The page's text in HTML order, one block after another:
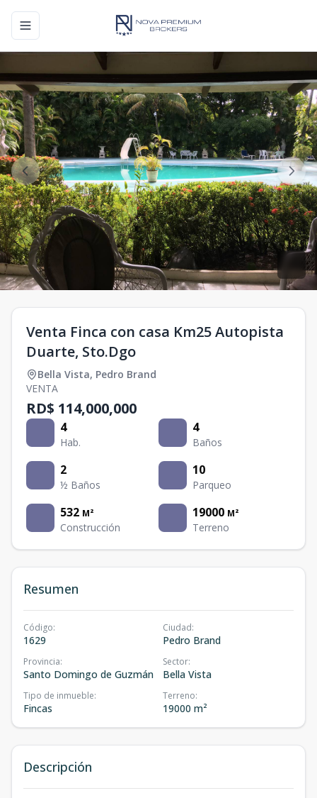
Toggle navigation menu
Venta Finca con casa Km25 Autopista
Duarte, Sto.Dgo
Bella Vista, Pedro Brand
VENTA
RD$ 114,000,000
4
Hab.
4
Baños
2
½ Baños
10
Parqueo
532 M²
Construcción
19000 M²
Terreno
Resumen
Código:
1629
Ciudad:
Pedro Brand
Provincia:
Santo Domingo de Guzmán
Sector:
Bella Vista
Tipo de inmueble:
Fincas
Terreno:
19000 m²
Descripción